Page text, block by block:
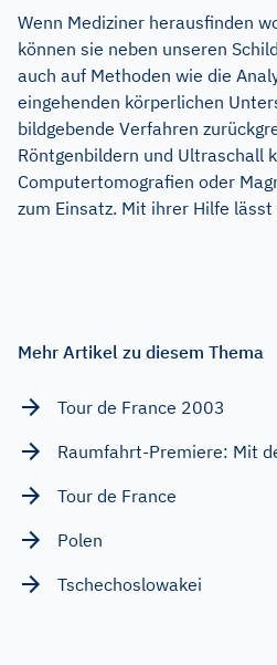
Wenn Mediziner herausfinden
können sie neben unseren
auch auf Methoden wie die
eingehenden körperlichen
bildgebende Verfahren
Röntgenbildern und Ultraschall
Computertomografien oder
zum Einsatz. Mit ihrer Hilfe lässt
Mehr Artikel zu diesem Thema
Tour de France 2003
Raumfahrt-Premiere: Mit
Tour de France
Polen
Tschechoslowakei